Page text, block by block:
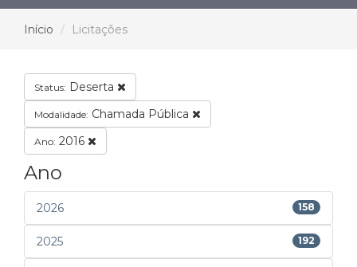
Início Licitações
Status: Deserta
Modalidade: Chamada Pública
Ano: 2016
Ano
2026 158
2025 192